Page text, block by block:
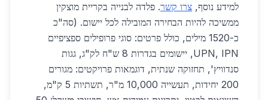
למידע נוסף, צרו קשר. פלדה לבנייה בקריית מוצקין
ממשיכה להיות הבחירה המובילה לכל יישום. (סה"כ
כ-1520 מילים, כולל פרטים: סוגי פרופילים ספציפיים
UPN, IPN, יישומים בגדרות 8 ש"ח לק"ג, גגות
סנדוויץ', תחזוקה שנתית, דוגמאות פרויקטים: מגורים
200 יחידות, תעשייה 10,000 מ"ר, תשתיות 5 ק"מ,